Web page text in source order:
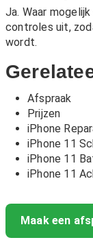
Ja. Waar
controles uit,
wordt.
Afspraak
Prijzen
iPhone
iPhone 11
iPhone 11
iPhone 11
Maak een